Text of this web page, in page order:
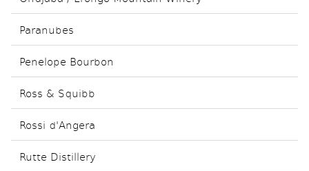
Paranubes
Penelope Bourbon
Ross & Squibb
Rossi d'Angera
Rutte Distillery